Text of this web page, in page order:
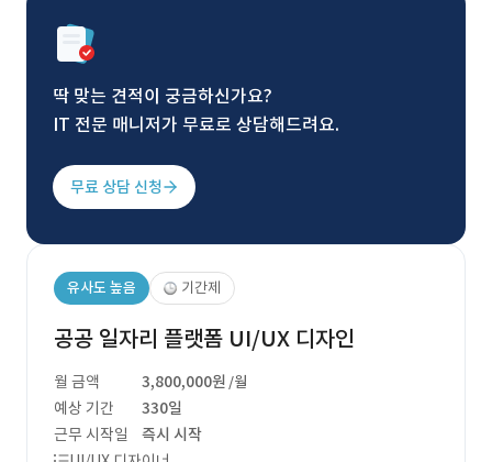
딱 맞는 견적이 궁금하신가요?
IT 전문 매니저가 무료로 상담해드려요.
무료 상담 신청
유사도 높음 기간제
공공 일자리 플랫폼 UI/UX 디자인
월 금액 3,800,000원 /월
예상 기간
330일
근무 시작일
즉시 시작